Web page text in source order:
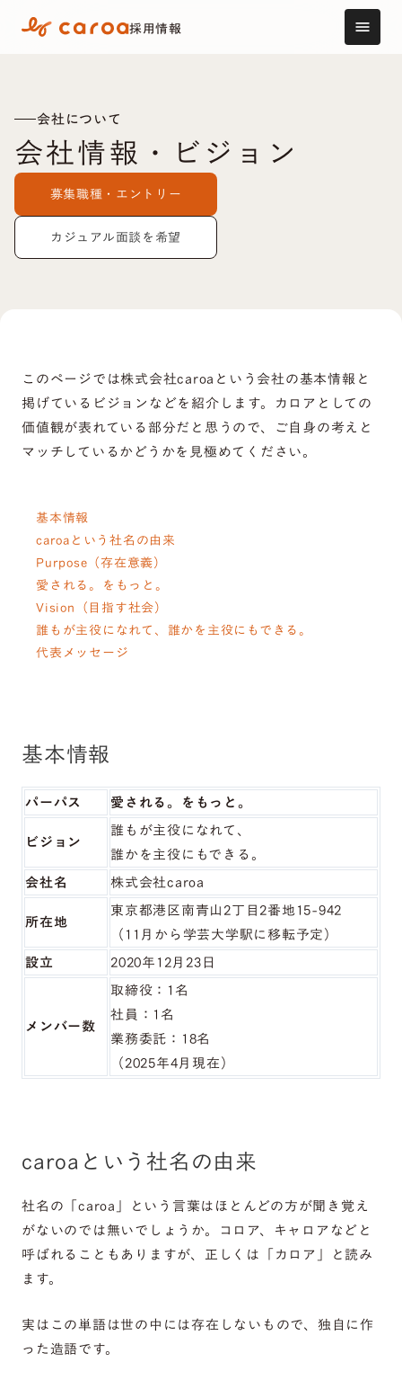
採用情報 menu
会社について
会社情報・ビジョン
募集職種・エントリー
カジュアル面談を希望
このページでは株式会社caroaという会社の基本情報と
掲げているビジョンなどを紹介します。カロアとしての
価値観が表れている部分だと思うので、ご自身の考えと
マッチしているかどうかを見極めてください。
基本情報
caroaという社名の由来
Purpose（存在意義）
愛される。をもっと。
Vision（目指す社会）
誰もが主役になれて、誰かを主役にもできる。
代表メッセージ
基本情報
パーパス
愛される。をもっと。
ビジョン
誰もが主役になれて、
誰かを主役にもできる。
会社名
株式会社caroa
所在地
東京都港区南青山2丁目2番地15-942
（11月から学芸大学駅に移転予定）
設立
2020年12月23日
メンバー数
取締役：1名
社員：1名
業務委託：18名
（2025年4月現在）
caroaという社名の由来
社名の「caroa」という言葉はほとんどの方が聞き覚え
がないのでは無いでしょうか。コロア、キャロアなどと
呼ばれることもありますが、正しくは「カロア」と読み
ます。
実はこの単語は世の中には存在しないもので、独自に作
った造語です。